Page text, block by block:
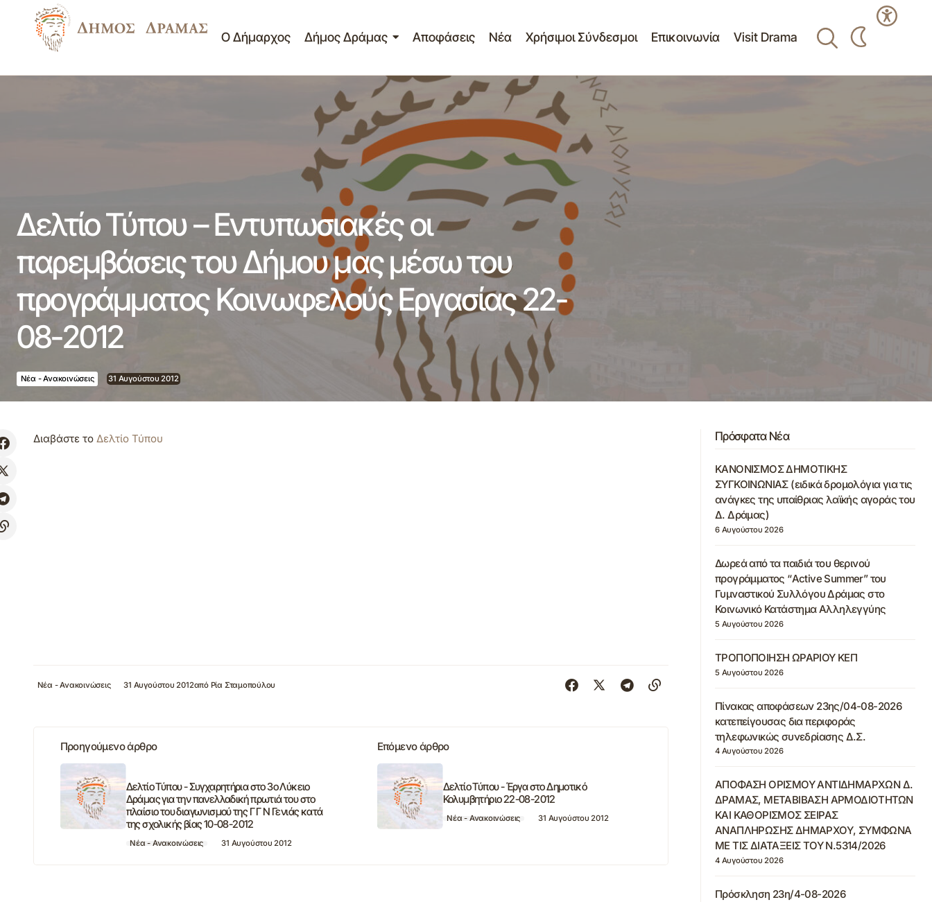
Ο Δήμαρχος Δήμος Δράμας Αποφάσεις Νέα Χρήσιμοι Σύνδεσμοι Επικοινωνία Visit Drama
Δελτίο Τύπου – Εντυπωσιακές οι παρεμβάσεις του Δήμου μας μέσω του
προγράμματος Κοινωφελούς Εργασίας 22-08-2012
Δελτίο Τύπου – Εντυπωσιακές οι
παρεμβάσεις του Δήμου μας μέσω του
προγράμματος Κοινωφελούς Εργασίας 22-
08-2012
Νέα - Ανακοινώσεις 31 Αυγούστου 2012
Διαβάστε το Δελτίο Τύπου
Νέα - Ανακοινώσεις 31 Αυγούστου 2012από Ρία Σταμοπούλου
Προηγούμενο άρθρο
Δελτίο Τύπου - Συγχαρητήρια στο 3ο Λύκειο
Δράμας για την πανελλαδική πρωτιά του στο
πλαίσιο του διαγωνισμού της Γ Γ Ν Γενιάς κατά
της σχολικής βίας 10-08-2012
Νέα - Ανακοινώσεις 31 Αυγούστου 2012
Επόμενο άρθρο
Δελτίο Τύπου - Έργα στο Δημοτικό
Κολυμβητήριο 22-08-2012
Νέα - Ανακοινώσεις 31 Αυγούστου 2012
Πρόσφατα Νέα
ΚΑΝΟΝΙΣΜΟΣ ΔΗΜΟΤΙΚΗΣ
ΣΥΓΚΟΙΝΩΝΙΑΣ (ειδικά δρομολόγια για τις
ανάγκες της υπαίθριας λαϊκής αγοράς του
Δ. Δράμας)
6 Αυγούστου 2026
Δωρεά από τα παιδιά του θερινού
προγράμματος “Active Summer” του
Γυμναστικού Συλλόγου Δράμας στο
Κοινωνικό Κατάστημα Αλληλεγγύης
5 Αυγούστου 2026
ΤΡΟΠΟΠΟΙΗΣΗ ΩΡΑΡΙΟΥ ΚΕΠ
5 Αυγούστου 2026
Πίνακας αποφάσεων 23ης/04-08-2026
κατεπείγουσας δια περιφοράς
τηλεφωνικώς συνεδρίασης Δ.Σ.
4 Αυγούστου 2026
ΑΠΟΦΑΣΗ ΟΡΙΣΜΟΥ ΑΝΤΙΔΗΜΑΡΧΩΝ Δ.
ΔΡΑΜΑΣ, ΜΕΤΑΒΙΒΑΣΗ ΑΡΜΟΔΙΟΤΗΤΩΝ
ΚΑΙ ΚΑΘΟΡΙΣΜΟΣ ΣΕΙΡΑΣ
ΑΝΑΠΛΗΡΩΣΗΣ ΔΗΜΑΡΧΟΥ, ΣΥΜΦΩΝΑ
ΜΕ ΤΙΣ ΔΙΑΤΑΞΕΙΣ ΤΟΥ Ν.5314/2026
4 Αυγούστου 2026
Πρόσκληση 23η/4-08-2026